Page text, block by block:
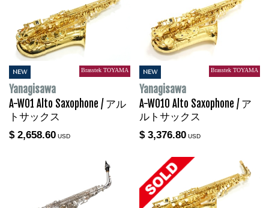
NEW Brasstek TOYAMA
Yanagisawa
A-WO1 Alto Saxophone / アル
トサックス
$ 2,658.60 USD
NEW Brasstek TOYAMA
Yanagisawa
A-WO10 Alto Saxophone / ア
ルトサックス
$ 3,376.80USD